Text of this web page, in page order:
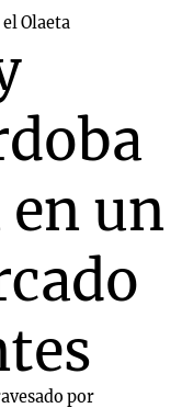
Olaeta
un
por